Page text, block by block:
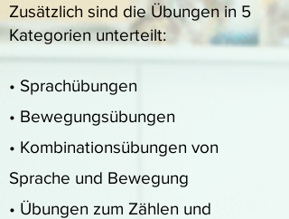
Zusätzlich sind die Übungen in 5
Kategorien unterteilt:
• Sprachübungen
• Bewegungsübungen
• Kombinationsübungen von
Sprache und Bewegung
• Übungen zum Zählen und